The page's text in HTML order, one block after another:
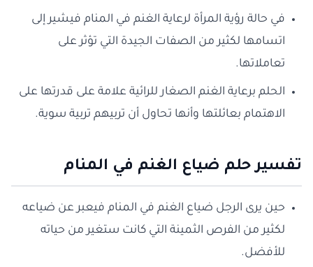
في حالة رؤية المرأة لرعاية الغنم في المنام فيشير إلى
اتسامها لكثير من الصفات الجيدة التي تؤثر على
تعاملاتها.
الحلم برعاية الغنم الصغار للرائية علامة على قدرتها على
الاهتمام بعائلتها وأنها تحاول أن تربيهم تربية سوية.
تفسير حلم ضياع الغنم في المنام
حين يرى الرجل ضياع الغنم في المنام فيعبر عن ضياعه
لكثير من الفرص الثمينة التي كانت ستغير من حياته
للأفضل.